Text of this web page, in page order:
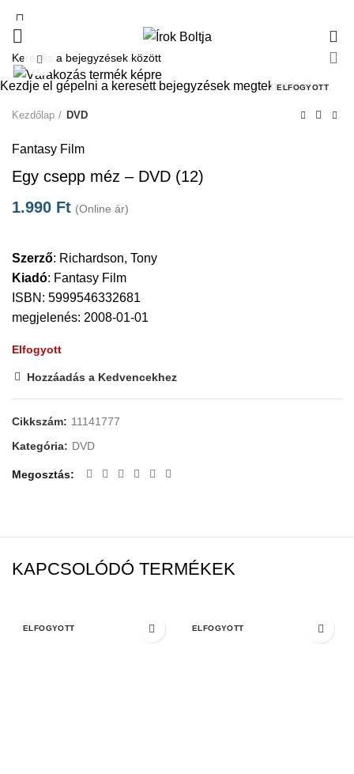
ELFOGYOTT
Click to enlarge
Kezdőlap DVD
Fantasy Film
Egy csepp méz – DVD (12)
1.990 Ft (Online ár)
Szerző: Richardson, Tony
Kiadó: Fantasy Film
ISBN: 5999546332681
megjelenés: 2008-01-01
Elfogyott
Hozzáadás a Kedvencekhez
Cikkszám: 11141777
Kategória: DVD
Megosztás
KAPCSOLÓDÓ TERMÉKEK
ELFOGYOTT ELFOGYOTT
Kezdje el gépelni a keresett bejegyzések megtekintéséhez.